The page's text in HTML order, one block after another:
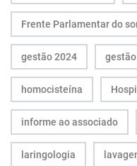
Frente Parlamentar do
gestão 2024
homocisteína
informe ao associado
laringologia